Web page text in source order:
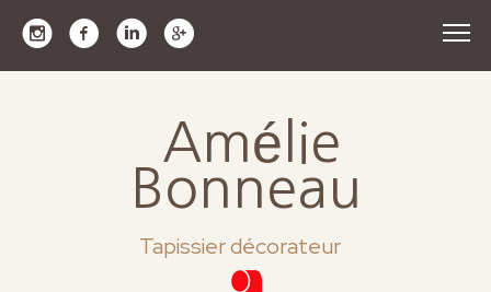
Amélie
Bonneau
Tapissier décorateur